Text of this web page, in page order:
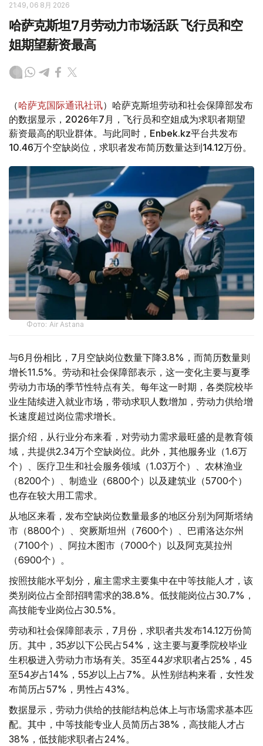
21:49, 06 8月 2026
哈萨克斯坦7月劳动力市场活跃 飞行员和空
姐期望薪资最高
（哈萨克国际通讯社讯）哈萨克斯坦劳动和社会保障部发布
的数据显示，2026年7月，飞行员和空姐成为求职者期望
薪资最高的职业群体。与此同时，Enbek.kz平台共发布
10.46万个空缺岗位，求职者发布简历数量达到14.12万份。
Фото: Air Astana
与6月份相比，7月空缺岗位数量下降3.8%，而简历数量则
增长11.5%。劳动和社会保障部表示，这一变化主要与夏季
劳动力市场的季节性特点有关。每年这一时期，各类院校毕
业生陆续进入就业市场，带动求职人数增加，劳动力供给增
长速度超过岗位需求增长。
据介绍，从行业分布来看，对劳动力需求最旺盛的是教育领
域，共提供2.34万个空缺岗位。此外，其他服务业（1.6万
个）、医疗卫生和社会服务领域（1.03万个）、农林渔业
（8200个）、制造业（6800个）以及建筑业（5700个）
也存在较大用工需求。
从地区来看，发布空缺岗位数量最多的地区分别为阿斯塔纳
市（8800个）、突厥斯坦州（7600个）、巴甫洛达尔州
（7100个）、阿拉木图市（7000个）以及阿克莫拉州
（6900个）。
按照技能水平划分，雇主需求主要集中在中等技能人才，该
类别岗位占全部招聘需求的38.8%。低技能岗位占30.7%，
高技能专业岗位占30.5%。
劳动和社会保障部表示，7月份，求职者共发布14.12万份简
历。其中，35岁以下公民占54%，这主要与夏季院校毕业
生积极进入劳动力市场有关。35至44岁求职者占25%，45
至54岁占14%，55岁以上占7%。从性别结构来看，女性发
布简历占57%，男性占43%。
数据显示，劳动力供给的技能结构总体上与市场需求基本匹
配。其中，中等技能专业人员简历占38%，高技能人才占
38%，低技能求职者占24%。